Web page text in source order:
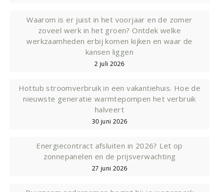
Waarom is er juist in het voorjaar en de zomer
zoveel werk in het groen? Ontdek welke
werkzaamheden erbij komen kijken en waar de
kansen liggen
2 juli 2026
Hottub stroomverbruik in een vakantiehuis. Hoe de
nieuwste generatie warmtepompen het verbruik
halveert
30 juni 2026
Energiecontract afsluiten in 2026? Let op
zonnepanelen en de prijsverwachting
27 juni 2026